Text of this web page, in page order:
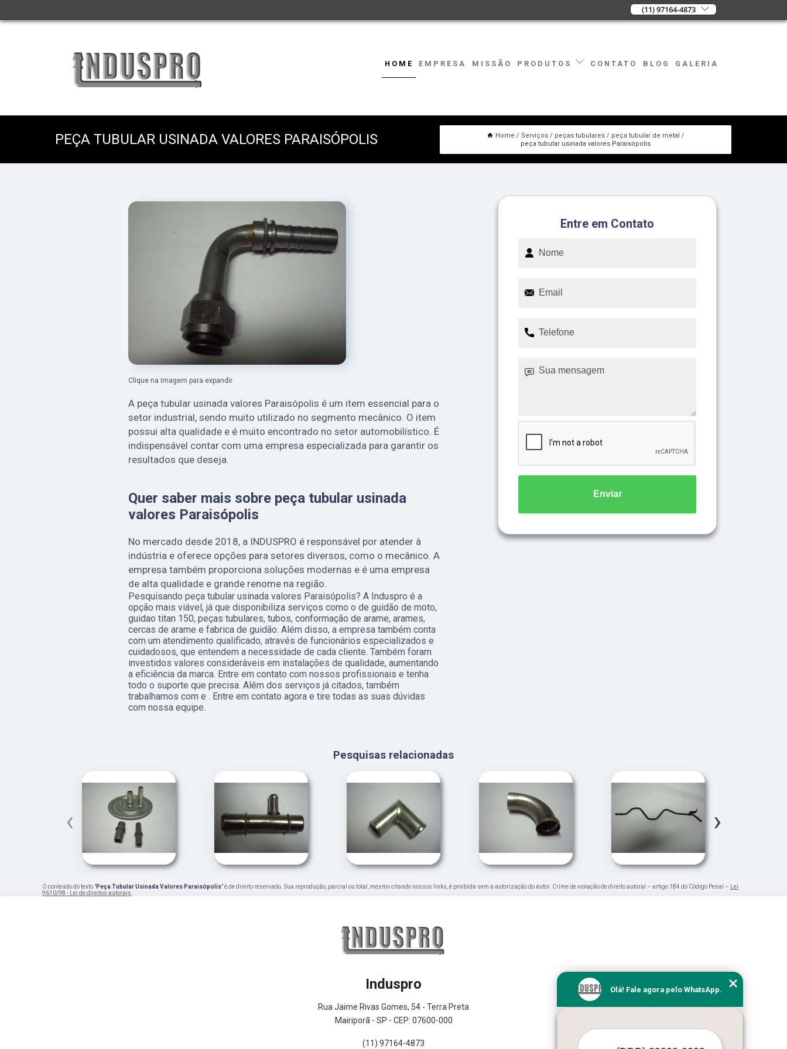
(11) 97164-4873
HOME EMPRESA MISSÃO PRODUTOS CONTATO BLOG GALERIA
PEÇA TUBULAR USINADA VALORES PARAISÓPOLIS Home Serviços peças tubulares
peça tubular de metal
peça tubular usinada valores Paraisópolis
Clique na imagem para expandir
A peça tubular usinada valores Paraisópolis é um item essencial para o
setor industrial, sendo muito utilizado no segmento mecânico. O item
possui alta qualidade e é muito encontrado no setor automobilístico. É
indispensável contar com uma empresa especializada para garantir os
resultados que deseja.
Quer saber mais sobre peça tubular usinada
valores Paraisópolis
No mercado desde 2018, a INDUSPRO é responsável por atender à
indústria e oferece opções para setores diversos, como o mecânico. A
empresa também proporciona soluções modernas e é uma empresa
de alta qualidade e grande renome na região.
Pesquisando peça tubular usinada valores Paraisópolis? A Induspro é a
opção mais viável, já que disponibiliza serviços como o de guidão de moto,
guidao titan 150, peças tubulares, tubos, conformação de arame, arames,
cercas de arame e fabrica de guidão. Além disso, a empresa também conta
com um atendimento qualificado, através de funcionários especializados e
cuidadosos, que entendem a necessidade de cada cliente. Também foram
investidos valores consideráveis em instalações de qualidade, aumentando
a eficiência da marca. Entre em contato com nossos profissionais e tenha
todo o suporte que precisa. Além dos serviços já citados, também
trabalhamos com e . Entre em contato agora e tire todas as suas dúvidas
com nossa equipe.
Entre em Contato
Enviar
Pesquisas relacionadas
‹ ›
O conteúdo do texto "Peça Tubular Usinada Valores Paraisópolis" é de direito reservado. Sua reprodução, parcial ou total, mesmo citando nossos links, é proibida sem a autorização do autor. Crime de violação de direito autoral – artigo 184 do Código Penal – Lei
9610/98 - Lei de direitos autorais.
Induspro
Rua Jaime Rivas Gomes, 54 - Terra Preta
Mairiporã - SP - CEP: 07600-000
(11) 97164-4873
Olá! Fale agora pelo WhatsApp.